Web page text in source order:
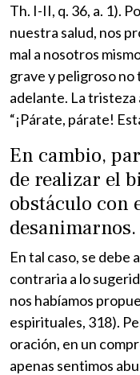
Th. I-II, q. 36, a. 1).
nuestra salud, nos
mal a nosotros
grave y peligroso
adelante. La
“¡Párate, párate!
En cambio,
de realizar el
obstáculo con
desanimarnos.
En tal caso, se
contraria a lo
nos habíamos
espirituales, 318).
oración, en un
apenas sentimos